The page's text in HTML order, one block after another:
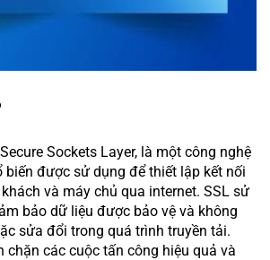
Sockets Layer, là một công nghệ
biến được sử dụng để thiết lập kết nối
và máy chủ qua internet. SSL sử
bảo dữ liệu được bảo vệ và không
sửa đổi trong quá trình truyền tải.
chặn các cuộc tấn công hiệu quả và